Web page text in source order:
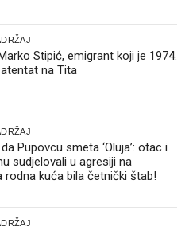
Stipić, emigrant koji je 1974.
na Tita
Pupovcu smeta ‘Oluja’: otac i
sudjelovali u agresiji na
rodna kuća bila četnički štab!